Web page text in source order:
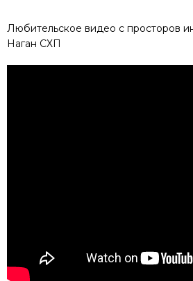
Любительское видео с просторов
Наган СХП